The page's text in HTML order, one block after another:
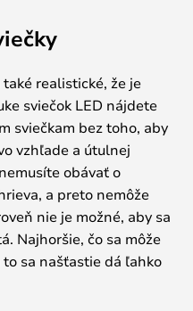
realistické, že je
sviečok LED nájdete
sviečkam bez toho, aby
vzhľade a útulnej
obávať o
a preto nemôže
nie je možné, aby sa
Najhoršie, čo sa môže
sa našťastie dá ľahko